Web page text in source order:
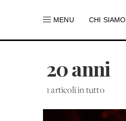
MENU CHI SIAMO
20 anni
1 articoli in tutto